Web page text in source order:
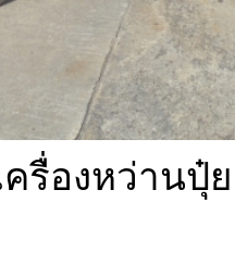
ครื่องหว่านปุ๋